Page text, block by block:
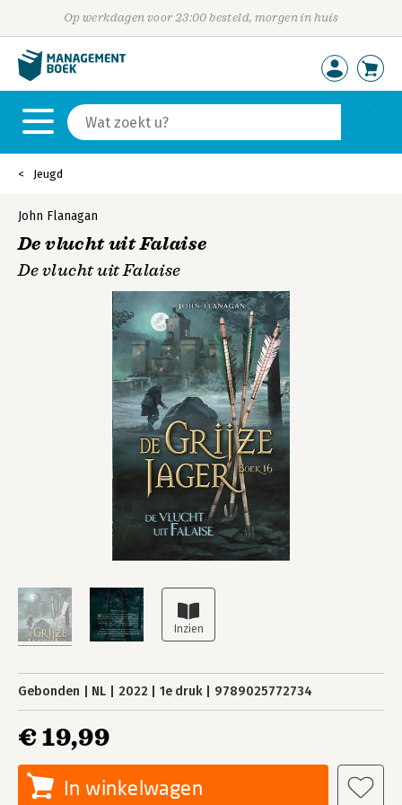
Op werkdagen voor 23:00 besteld, morgen in huis
Jeugd
John Flanagan
De vlucht uit Falaise
De vlucht uit Falaise
Gebonden NL 2022 1e druk 9789025772734
€ 19,99
In winkelwagen